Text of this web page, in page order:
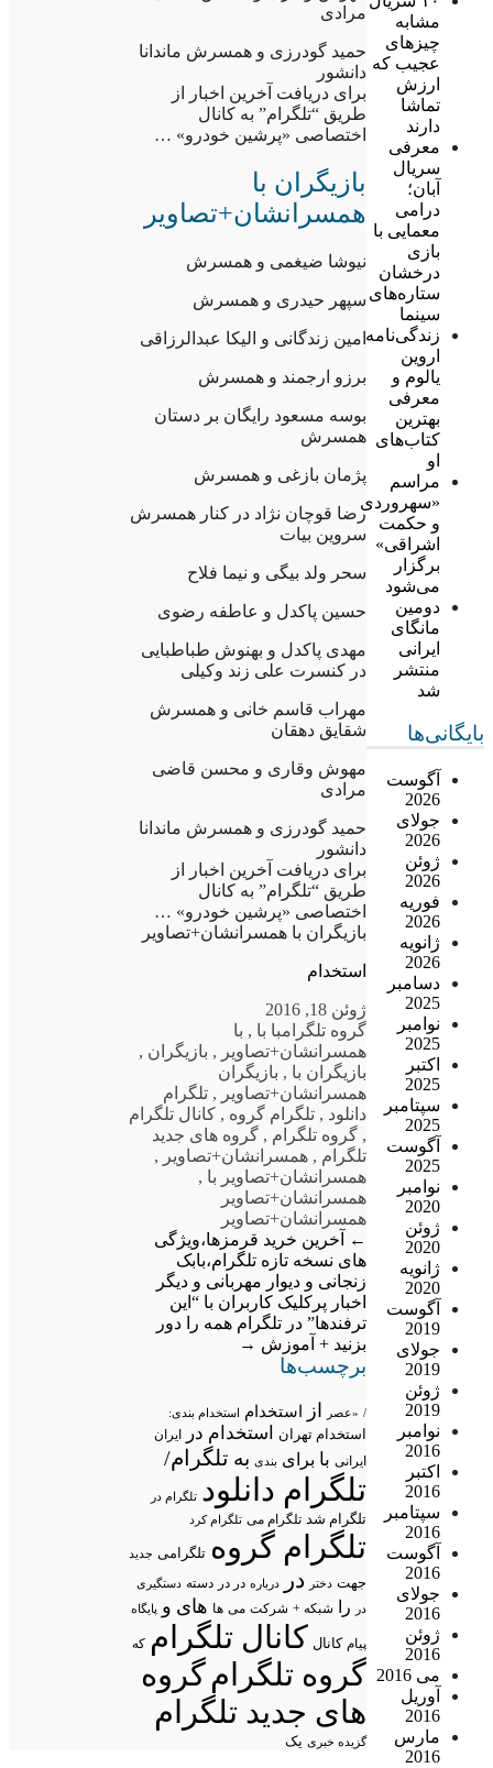
مشابه
چیزهای
عجیب که
ارزش
تماشا
دارند
معرفی
سریال
آبان؛
درامی
معمایی با
بازی
درخشان
ستاره‌های
سینما
زندگی‌نامه
اروین
یالوم و
معرفی
بهترین
کتاب‌های
او
مراسم
«سهروردی
و حکمت
اشراقی»
برگزار
می‌شود
دومین
مانگای
ایرانی
منتشر
شد
بایگانی‌ها
آگوست
2026
جولای
2026
ژوئن
2026
فوریه
2026
ژانویه
2026
دسامبر
2025
نوامبر
2025
اکتبر
2025
سپتامبر
2025
آگوست
2025
نوامبر
2020
ژوئن
2020
ژانویه
2020
آگوست
2019
جولای
2019
ژوئن
2019
نوامبر
2016
اکتبر
2016
سپتامبر
2016
آگوست
2016
جولای
2016
ژوئن
2016
می 2016
آوریل
2016
مارس
2016
مرادی
حمید گودرزی و همسرش ماندانا
دانشور
برای دریافت آخرین اخبار از
طریق “تلگرام” به کانال
اختصاصی «پرشین خودرو» …
بازیگران با
همسرانشان+تصاویر
نیوشا ضیغمی و همسرش
سپهر حیدری و همسرش
امین زندگانی و الیکا عبدالرزاقی
برزو ارجمند و همسرش
بوسه مسعود رایگان بر دستان
همسرش
پژمان بازغی و همسرش
رضا قوچان نژاد در کنار همسرش
سروین بیات
سحر ولد بیگی و نیما فلاح
حسین پاکدل و عاطفه رضوی
مهدی پاکدل و بهنوش طباطبایی
در کنسرت علی زند وکیلی
مهراب قاسم خانی و همسرش
شقایق دهقان
مهوش وقاری و محسن قاضی
مرادی
حمید گودرزی و همسرش ماندانا
دانشور
برای دریافت آخرین اخبار از
طریق “تلگرام” به کانال
اختصاصی «پرشین خودرو» …
بازیگران با همسرانشان+تصاویر
استخدام
ژوئن 18, 2016
گروه تلگرامبا با , با
همسرانشان+تصاویر , بازیگران ,
بازیگران با , بازیگران
همسرانشان+تصاویر , تلگرام
دانلود , تلگرام گروه , کانال تلگرام
, گروه تلگرام , گروه های جدید
تلگرام , همسرانشان+تصاویر ,
همسرانشان+تصاویر با ,
همسرانشان+تصاویر
همسرانشان+تصاویر
←
آخرین خرید قرمزها،ویژگی
های نسخه تازه تلگرام،بابک
زنجانی و دیوار مهربانی و دیگر
اخبار پرکلیک کاربران با “این
ترفندها” در تلگرام همه را دور
بزنید + آموزش →
برچسب‌ها
/ «عصر از استخدام استخدام بندی:
استخدام تهران استخدام در ایران
ایرانی با برای بندی به تلگرام/
تلگرام دانلود تلگرام در
تلگرام شد تلگرام می تلگرام کرد
تلگرام گروه تلگرامی جدید
جهت دختر در درباره در در دسته دستگیری
در
را شبکه + شرکت می ها های و پایگاه
پیام کانال کانال تلگرام که
گروه تلگرامگروه
های جدید تلگرام
گزیده خبری یک